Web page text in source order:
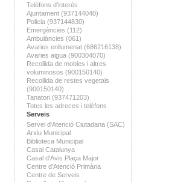
Telèfons d'interès
Ajuntament (937144040)
Policia (937144830)
Emergències (112)
Ambulàncies (061)
Avaries enllumenat (686216138)
Avaries aigua (900304070)
Recollida de mobles i altres
voluminosos (900150140)
Recollida de restes vegetals
(900150140)
Tanatori (937471203)
Totes les adreces i telèfons
Serveis
Servei d'Atenció Ciutadana (SAC)
Arxiu Municipal
Biblioteca Municipal
Casal Catalunya
Casal d'Avis Plaça Major
Centre d'Atenció Primària
Centre de Serveis